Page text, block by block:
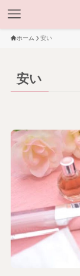
ホーム 安い
安い